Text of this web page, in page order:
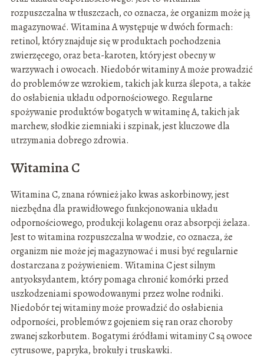
rozpuszczalna w tłuszczach, co oznacza, że organizm może ją
magazynować. Witamina A występuje w dwóch formach:
retinol, który znajduje się w produktach pochodzenia
zwierzęcego, oraz beta-karoten, który jest obecny w
warzywach i owocach. Niedobór witaminy A może prowadzić
do problemów ze wzrokiem, takich jak kurza ślepota, a także
do osłabienia układu odpornościowego. Regularne
spożywanie produktów bogatych w witaminę A, takich jak
marchew, słodkie ziemniaki i szpinak, jest kluczowe dla
utrzymania dobrego zdrowia.
Witamina C
Witamina C, znana również jako kwas askorbinowy, jest
niezbędna dla prawidłowego funkcjonowania układu
odpornościowego, produkcji kolagenu oraz absorpcji żelaza.
Jest to witamina rozpuszczalna w wodzie, co oznacza, że
organizm nie może jej magazynować i musi być regularnie
dostarczana z pożywieniem. Witamina C jest silnym
antyoksydantem, który pomaga chronić komórki przed
uszkodzeniami spowodowanymi przez wolne rodniki.
Niedobór tej witaminy może prowadzić do osłabienia
odporności, problemów z gojeniem się ran oraz choroby
zwanej szkorbutem. Bogatymi źródłami witaminy C są owoce
cytrusowe, papryka, brokuły i truskawki.